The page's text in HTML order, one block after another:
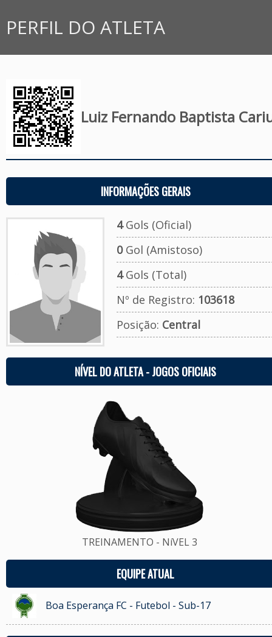
PERFIL DO ATLETA
Luiz Fernando Baptista
INFORMAÇÕES GERAIS
4Gols (Oficial)
0Gol (Amistoso)
4Gols (Total)
Nº de Registro: 103618
Posição: Central
NÍVEL DO ATLETA - JOGOS OFICIAIS
TREINAMENTO - NíVEL 3
EQUIPE ATUAL
Boa Esperança FC - Futebol - Sub-17